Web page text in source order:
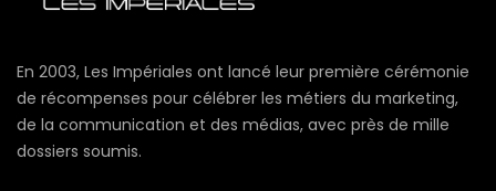
En 2003, Les Impériales ont lancé leur première cérémonie
de récompenses pour célébrer les métiers du marketing,
de la communication et des médias, avec près de mille
dossiers soumis.